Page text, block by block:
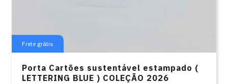
Frete grátis
Porta Cartões sustentável estampado (
LETTERING BLUE ) COLEÇÃO 2026